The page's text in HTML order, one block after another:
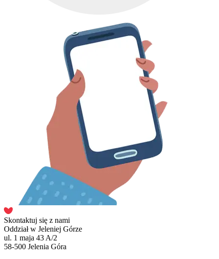
Skontaktuj się z nami
Oddział w Jeleniej Górze
ul. 1 maja 43 A/2
58-500 Jelenia Góra